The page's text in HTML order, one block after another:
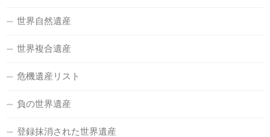
世界自然遺産
世界複合遺産
危機遺産リスト
負の世界遺産
登録抹消された世界遺産